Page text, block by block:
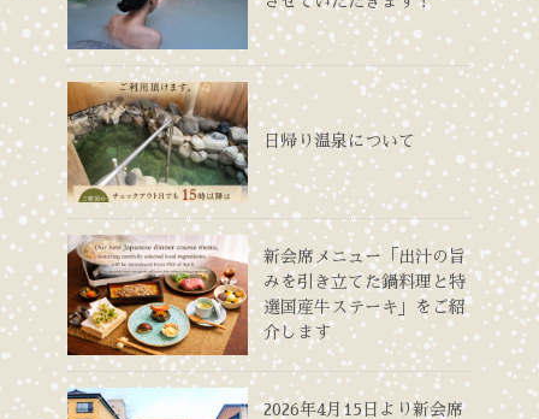
日帰り温泉について
新会席メニュー「出汁の旨
みを引き立てた鍋料理と特
選国産牛ステーキ」をご紹
介します
2026年4月15日より新会席